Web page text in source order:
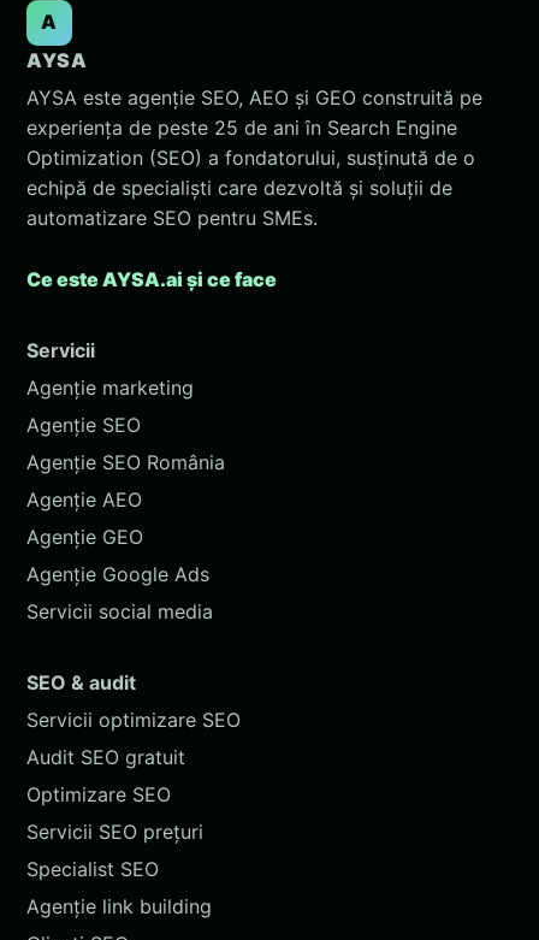
A
AYSA
AYSA este agenție SEO, AEO și GEO construită pe
experiența de peste 25 de ani în Search Engine
Optimization (SEO) a fondatorului, susținută de o
echipă de specialiști care dezvoltă și soluții de
automatizare SEO pentru SMEs.
Ce este AYSA.ai și ce face
Servicii
Agenție marketing
Agenție SEO
Agenție SEO România
Agenție AEO
Agenție GEO
Agenție Google Ads
Servicii social media
SEO & audit
Servicii optimizare SEO
Audit SEO gratuit
Optimizare SEO
Servicii SEO prețuri
Specialist SEO
Agenție link building